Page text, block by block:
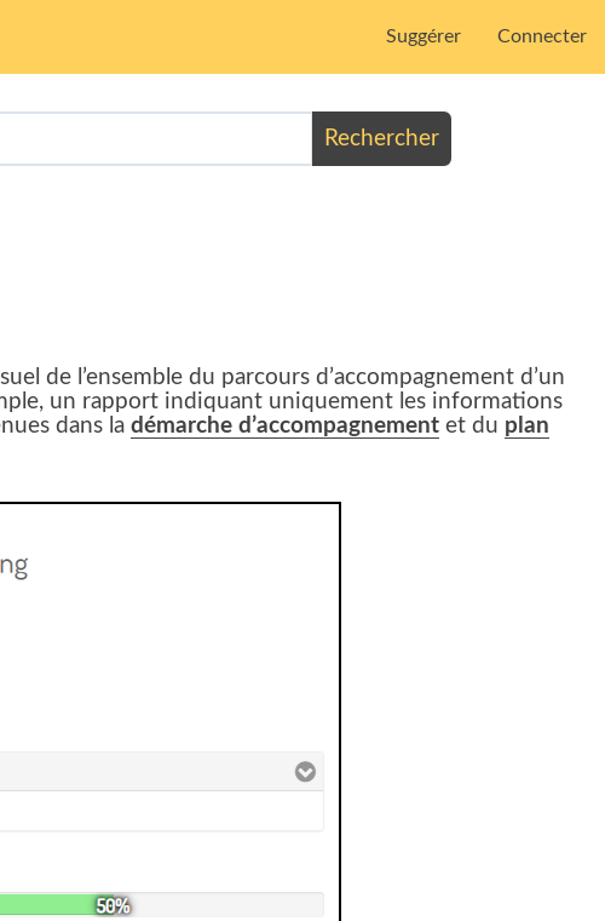
Suggérer Connecter
Rechercher
de l’ensemble du parcours d’accompagnement d’un
un rapport indiquant uniquement les informations
dans la démarche d’accompagnement et du plan